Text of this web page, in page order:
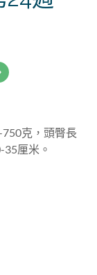
克，頭臀長
35厘米。